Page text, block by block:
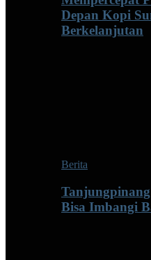
Depan Kopi
Berkelanjutan
Berita
Bisa Imbangi